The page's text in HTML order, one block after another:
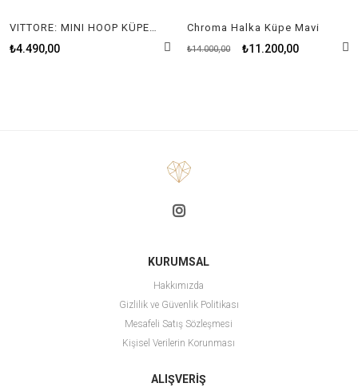
VITTORE: MINI HOOP KÜPE, BEYAZ, RODYUM KAPLAMA
₺4.490,00
Chroma Halka Küpe Mavi
₺11.200,00
₺14.000,00
KURUMSAL
Hakkımızda
Gizlilik ve Güvenlik Politikası
Mesafeli Satış Sözleşmesi
Kişisel Verilerin Korunması
ALIŞVERİŞ